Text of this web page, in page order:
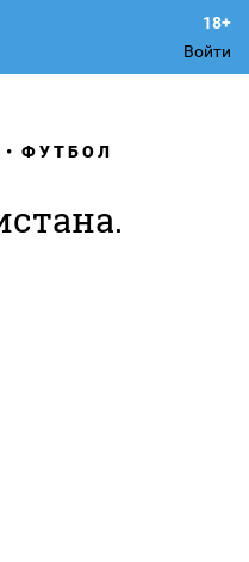
Войти
ФУТБОЛ